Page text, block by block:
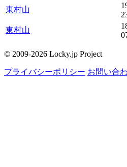
東村山
東村山
© 2009-2026 Locky.jp Project
プライバシーポリシー お問い合